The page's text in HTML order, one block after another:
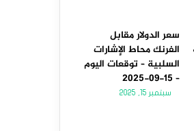
سعر الدولار مقابل
الفرنك محاط الإشارات
السلبية – توقعات اليوم
– 15-09-2025
سبتمبر 15, 2025